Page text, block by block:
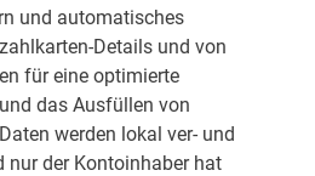
und automatisches
Details und von
für eine optimierte
das Ausfüllen von
werden lokal ver- und
nur der Kontoinhaber hat